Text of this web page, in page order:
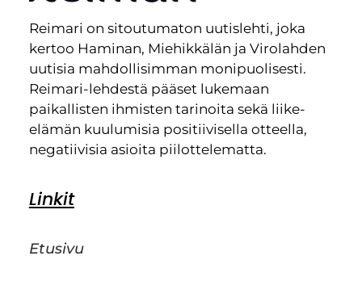
Reimari on sitoutumaton uutislehti, joka
kertoo Haminan, Miehikkälän ja Virolahden
uutisia mahdollisimman monipuolisesti.
Reimari-lehdestä pääset lukemaan
paikallisten ihmisten tarinoita sekä liike-
elämän kuulumisia positiivisella otteella,
negatiivisia asioita piilottelematta.
Linkit
Etusivu